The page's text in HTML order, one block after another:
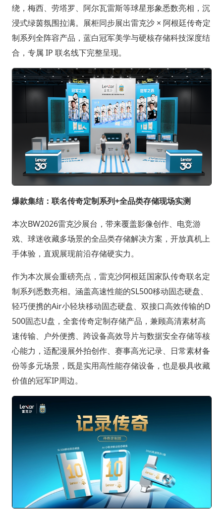
绕，梅西、劳塔罗、阿尔瓦雷斯等球星形象悉数亮相，沉
浸式绿茵氛围拉满。展柜同步展出雷克沙 × 阿根廷传奇定
制系列全阵容产品，蓝白冠军美学与硬核存储科技深度结
合，专属 IP 联名线下完整呈现。
爆款集结：联名传奇定制系列+全品类存储现场实测
本次BW2026雷克沙展台，带来覆盖影像创作、电竞游
戏、球迷收藏多场景的全品类存储解决方案，开放真机上
手体验，直观展现前沿存储硬实力。
作为本次展会重磅亮点，雷克沙阿根廷国家队传奇联名定
制系列悉数亮相。涵盖高速性能的SL500移动固态硬盘、
轻巧便携的Air小轻块移动固态硬盘、双接口高效传输的D
500固态U盘，全套传奇定制存储产品，兼顾高清素材高
速传输、户外便携、跨设备高效导片与数据安全存储等核
心能力，适配漫展外拍创作、赛事高光记录、日常素材备
份等多元场景，既是实用高性能存储设备，也是极具收藏
价值的冠军IP周边。